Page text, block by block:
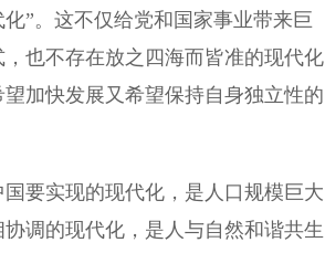
”。这不仅给党和国家事业带来巨
也不存在放之四海而皆准的现代化
加快发展又希望保持自身独立性的
要实现的现代化，是人口规模巨大
调的现代化，是人与自然和谐共生